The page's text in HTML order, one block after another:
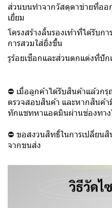
ส่วนบนทำจากวัสดุตาข่ายที่ออ
เยี่ยม
โครงสร้างลิ้นรองเท้าที่ได้รับก
การสวมใส่ยิ่งขึ้น
รูร้อยเชือกและส่วนตกแต่งที่ปัก
⛔ เมื่อลูกค้าได้รับสินค้าแล้ว
ตรวจสอบสินค้า และหากสิน
ทักแชทหาแอดมินผ่านช่องทา
⛔ ขอสงวนสิทธิ์ในการเปลี่ยน
จากขนส่ง